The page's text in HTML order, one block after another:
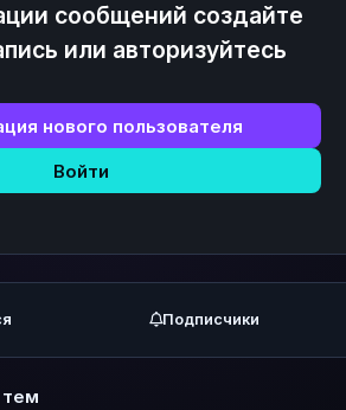
сообщений создайте
или авторизуйтесь
нового пользователя
Войти
Подписчики
тем